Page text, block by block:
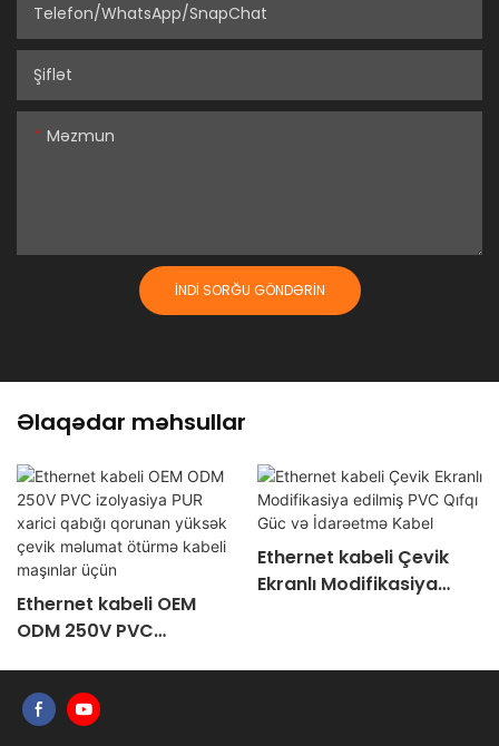
Telefon/WhatsApp/SnapChat
Şiflət
Məzmun
İNDI SORĞU GÖNDƏRIN
Əlaqədar məhsullar
Ethernet kabeli OEM
ODM 250V PVC
çevik məlumat ötürmə
Ethernet kabeli Çevik
Ekranlı Modifikasiya